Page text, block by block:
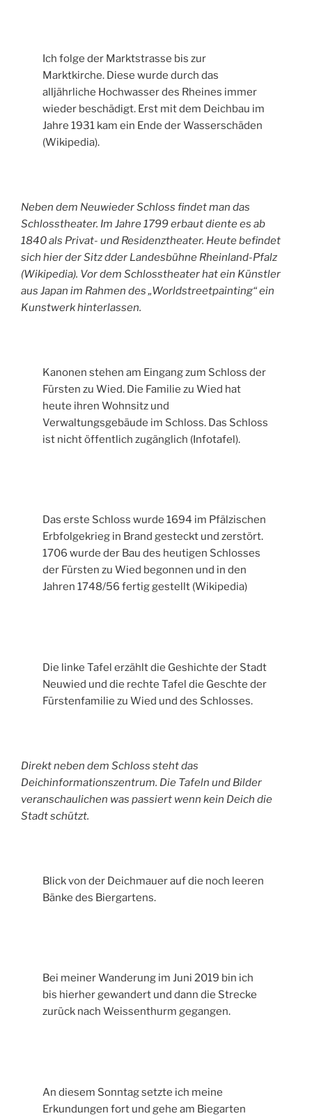
Ich folge der Marktstrasse bis zur
Marktkirche. Diese wurde durch das
alljährliche Hochwasser des Rheines immer
wieder beschädigt. Erst mit dem Deichbau im
Jahre 1931 kam ein Ende der Wasserschäden
(Wikipedia).
Neben dem Neuwieder Schloss findet man das
Schlosstheater. Im Jahre 1799 erbaut diente es ab
1840 als Privat- und Residenztheater. Heute befindet
sich hier der Sitz dder Landesbühne Rheinland-Pfalz
(Wikipedia). Vor dem Schlosstheater hat ein Künstler
aus Japan im Rahmen des „Worldstreetpainting“ ein
Kunstwerk hinterlassen.
Kanonen stehen am Eingang zum Schloss der
Fürsten zu Wied. Die Familie zu Wied hat
heute ihren Wohnsitz und
Verwaltungsgebäude im Schloss. Das Schloss
ist nicht öffentlich zugänglich (Infotafel).
Das erste Schloss wurde 1694 im Pfälzischen
Erbfolgekrieg in Brand gesteckt und zerstört.
1706 wurde der Bau des heutigen Schlosses
der Fürsten zu Wied begonnen und in den
Jahren 1748/56 fertig gestellt (Wikipedia)
Die linke Tafel erzählt die Geshichte der Stadt
Neuwied und die rechte Tafel die Geschte der
Fürstenfamilie zu Wied und des Schlosses.
Direkt neben dem Schloss steht das
Deichinformationszentrum. Die Tafeln und Bilder
veranschaulichen was passiert wenn kein Deich die
Stadt schützt.
Blick von der Deichmauer auf die noch leeren
Bänke des Biergartens.
Bei meiner Wanderung im Juni 2019 bin ich
bis hierher gewandert und dann die Strecke
zurück nach Weissenthurm gegangen.
An diesem Sonntag setzte ich meine
Erkundungen fort und gehe am Biegarten